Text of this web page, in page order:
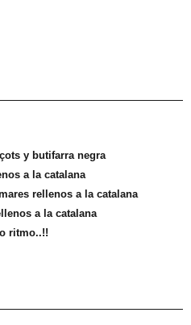
y butifarra negra
a la catalana
rellenos a la catalana
a la catalana
ritmo..!!